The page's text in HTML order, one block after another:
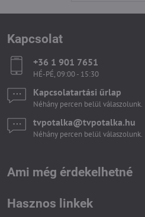
Kapcsolat
+36 1 901 7651
HÉ-PÉ, 09:00 - 15:30
Kapcsolatartási űrlap
Néhány percen belül válaszolunk.
tvpotalka​@tvpotalka​.hu
Néhány percen belül válaszolunk.
Ami még érdekelhetné
Hasznos linkek